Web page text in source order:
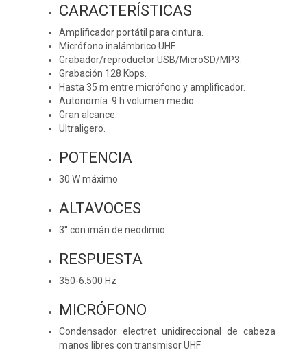
CARACTERÍSTICAS
Amplificador portátil para cintura.
Micrófono inalámbrico UHF.
Grabador/reproductor USB/MicroSD/MP3.
Grabación 128 Kbps.
Hasta 35 m entre micrófono y amplificador.
Autonomía: 9 h volumen medio.
Gran alcance.
Ultraligero.
POTENCIA
30 W máximo
ALTAVOCES
3'' con imán de neodimio
RESPUESTA
350-6.500 Hz
MICRÓFONO
Condensador electret unidireccional de cabeza
manos libres con transmisor UHF